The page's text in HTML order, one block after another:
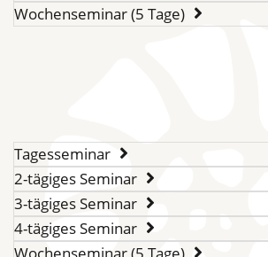
Wochenseminar (5 Tage)
Tagesseminar
2-tägiges Seminar
3-tägiges Seminar
4-tägiges Seminar